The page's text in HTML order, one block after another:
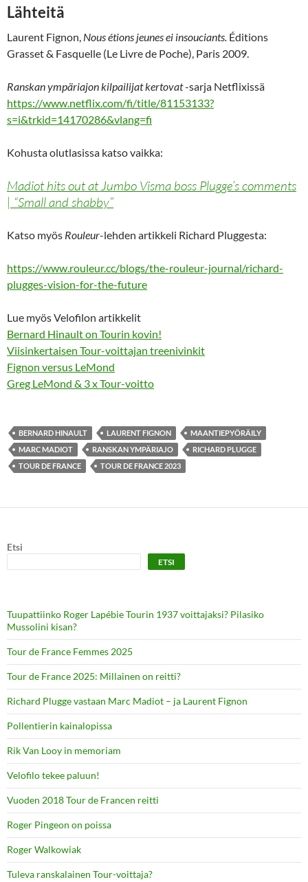
Lähteitä
Laurent Fignon, Nous étions jeunes ei insouciants. Éditions
Grasset & Fasquelle (Le Livre de Poche), Paris 2009.
Ranskan ympäriajon kilpailijat kertovat-sarja Netflixissä
https://www.netflix.com/fi/title/81153133?
s=i&trkid=14170286&vlang=fi
Kohusta olutlasissa katso vaikka:
Madiot hits out at Jumbo Visma boss Plugge’s comments
| “Small and shabby”
Katso myös Rouleur-lehden artikkeli Richard Pluggesta:
https://www.rouleur.cc/blogs/the-rouleur-journal/richard-
plugges-vision-for-the-future
Lue myös Velofilon artikkelit
Bernard Hinault on Tourin kovin!
Viisinkertaisen Tour-voittajan treenivinkit
Fignon versus LeMond
Greg LeMond & 3 x Tour-voitto
BERNARD HINAULT LAURENT FIGNON
MAANTIEPYÖRÄILY
MARC MADIOT
RANSKAN YMPÄRIAJO
RICHARD PLUGGE
TOUR DE FRANCE
TOUR DE FRANCE 2023
Etsi
ETSI
Tuupattiinko Roger Lapébie Tourin 1937 voittajaksi? Pilasiko
Mussolini kisan?
Tour de France Femmes 2025
Tour de France 2025: Millainen on reitti?
Richard Plugge vastaan Marc Madiot – ja Laurent Fignon
Pollentierin kainalopissa
Rik Van Looy in memoriam
Velofilo tekee paluun!
Vuoden 2018 Tour de Francen reitti
Roger Pingeon on poissa
Roger Walkowiak
Tuleva ranskalainen Tour-voittaja?